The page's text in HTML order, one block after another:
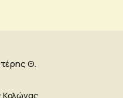
Θ.
Κολώνας